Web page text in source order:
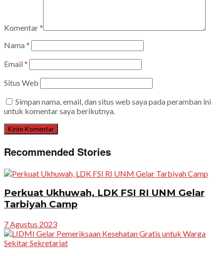
Komentar*
Nama *
Email *
Situs Web
Simpan nama, email, dan situs web saya pada peramban ini
untuk komentar saya berikutnya.
Recommended Stories
Perkuat Ukhuwah, LDK FSI RI UNM Gelar
Tarbiyah Camp
7 Agustus 2023